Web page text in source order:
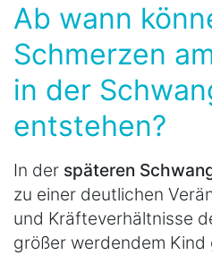
Ab wann
Schmerzen
in der
entstehen?
In der späteren
zu einer deutlichen
und Kräfteverhältnisse
größer werdendem